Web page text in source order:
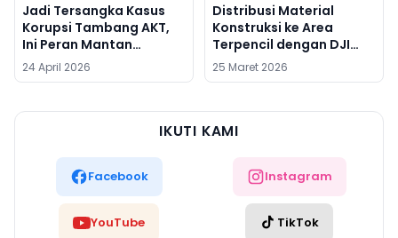
Jadi Tersangka Kasus
Korupsi Tambang AKT,
Ini Peran Mantan
Syahbandar Rangga
Ilung
24 April 2026
Distribusi Material
Konstruksi ke Area
Terpencil dengan DJI
FlyCart 100
25 Maret 2026
IKUTI KAMI
Facebook Instagram
YouTube TikTok